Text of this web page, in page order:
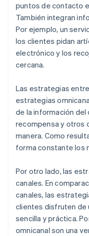
puntos de contacto
También integran
Por ejemplo, un
los clientes pidan
electrónico y los
cercana.
Las estrategias
estrategias
de la información
recompensa y otros
manera. Como
forma constante los
Por otro lado, las
canales. En
canales, las
clientes disfruten de
sencilla y práctica.
omnicanal son una